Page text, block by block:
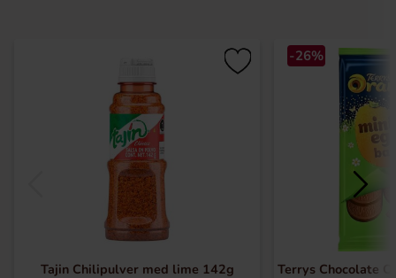
Tajin Chilipulver med lime 142g
-26%
Terrys Chocolate